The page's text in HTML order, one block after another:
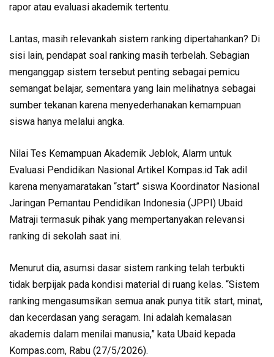
rapor atau evaluasi akademik tertentu.
Lantas, masih relevankah sistem ranking dipertahankan? Di
sisi lain, pendapat soal ranking masih terbelah. Sebagian
menganggap sistem tersebut penting sebagai pemicu
semangat belajar, sementara yang lain melihatnya sebagai
sumber tekanan karena menyederhanakan kemampuan
siswa hanya melalui angka.
Nilai Tes Kemampuan Akademik Jeblok, Alarm untuk
Evaluasi Pendidikan Nasional Artikel Kompas.id Tak adil
karena menyamaratakan “start” siswa Koordinator Nasional
Jaringan Pemantau Pendidikan Indonesia (JPPI) Ubaid
Matraji termasuk pihak yang mempertanyakan relevansi
ranking di sekolah saat ini.
Menurut dia, asumsi dasar sistem ranking telah terbukti
tidak berpijak pada kondisi material di ruang kelas. “Sistem
ranking mengasumsikan semua anak punya titik start, minat,
dan kecerdasan yang seragam. Ini adalah kemalasan
akademis dalam menilai manusia,” kata Ubaid kepada
Kompas.com, Rabu (27/5/2026).